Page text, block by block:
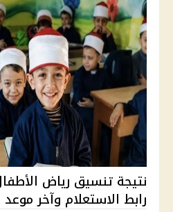
نتيجة تنسيق رياض
رابط الاستعلام وآخر